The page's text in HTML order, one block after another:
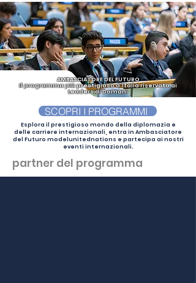
AMBASCIATORE DEL FUTURO
Il programma più prestigioso d'Italia riservato ai
Leaders di Domani
SCOPRI I PROGRAMMI
Esplora il prestigioso mondo della diplomazia e
delle carriere internazionali, entra in Ambasciatore
del Futuro modelunitednations e partecipa ai nostri
eventi internazionali.
partner del programma